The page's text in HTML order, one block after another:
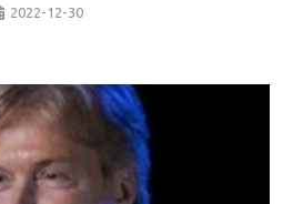
2022-12-30